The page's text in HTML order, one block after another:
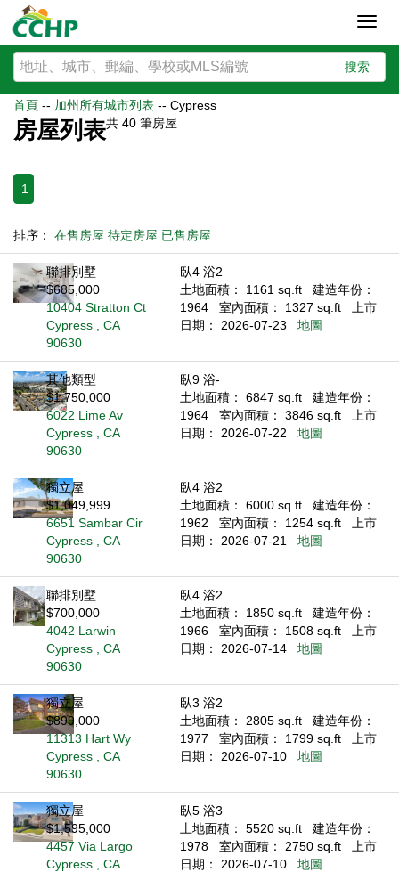
搜索
首頁 -- 加州所有城市列表 -- Cypress
房屋列表共 40 筆房屋
1
排序： 在售房屋 待定房屋 已售房屋
聯排別墅
$685,000
10404 Stratton Ct
Cypress , CA
90630
臥4 浴2
土地面積： 1161 sq.ft
建造年份：
1964
室內面積： 1327 sq.ft
上市
日期： 2026-07-23
地圖
其他類型
$1,750,000
6022 Lime Av
Cypress , CA
90630
臥9 浴-
土地面積： 6847 sq.ft
建造年份：
1964
室內面積： 3846 sq.ft
上市
日期： 2026-07-22
地圖
獨立屋
$1,049,999
6651 Sambar Cir
Cypress , CA
90630
臥4 浴2
土地面積： 6000 sq.ft
建造年份：
1962
室內面積： 1254 sq.ft
上市
日期： 2026-07-21
地圖
聯排別墅
$700,000
4042 Larwin
Cypress , CA
90630
臥4 浴2
土地面積： 1850 sq.ft
建造年份：
1966
室內面積： 1508 sq.ft
上市
日期： 2026-07-14
地圖
獨立屋
$899,000
11313 Hart Wy
Cypress , CA
90630
臥3 浴2
土地面積： 2805 sq.ft
建造年份：
1977
室內面積： 1799 sq.ft
上市
日期： 2026-07-10
地圖
獨立屋
$1,595,000
4457 Via Largo
Cypress , CA
臥5 浴3
土地面積： 5520 sq.ft
建造年份：
1978
室內面積： 2750 sq.ft
上市
日期： 2026-07-10
地圖